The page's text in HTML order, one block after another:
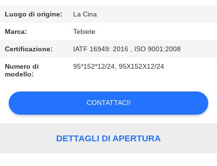
CONTATTICI
NOTIZIE
Luogo di origine: La Cina
Marca: Tebiete
Certificazione: IATF 16949: 2016 , ISO 9001:2008
Numero di
modello:
95*152*12/24, 95X152X12/24
CONTATTACI!
DETTAGLI DI APERTURA